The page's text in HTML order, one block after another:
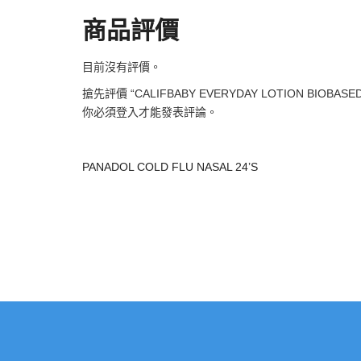
商品評價
目前沒有評價。
搶先評價 “CALIFBABY EVERYDAY LOTION
你必須登入 才能發表評論。
PANADOL COLD FLU NASAL 24’S